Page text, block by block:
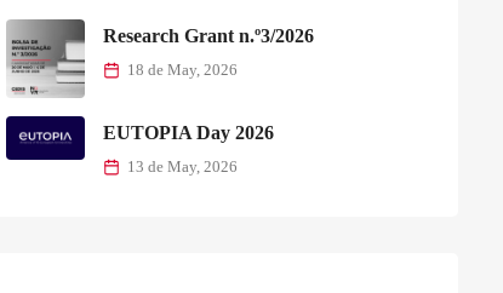
Research Grant n.º3/2026
18 de May, 2026
EUTOPIA Day 2026
13 de May, 2026